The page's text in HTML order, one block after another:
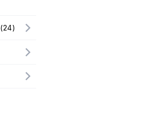
(24)